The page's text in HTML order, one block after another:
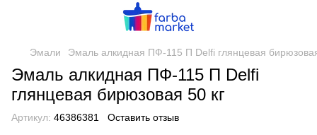
Эмали Эмаль алкидная ПФ-115 П Delfi глянцевая
Эмаль алкидная ПФ-115 П Delfi
глянцевая бирюзовая 50 кг
Артикул: 46386381 Оставить отзыв